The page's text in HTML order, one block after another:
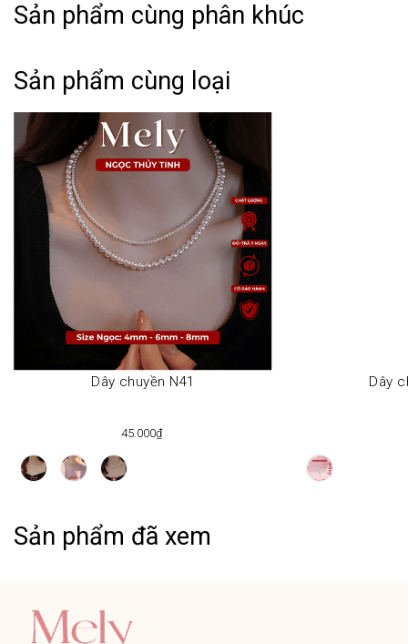
Sản phẩm cùng phân khúc
Sản phẩm cùng loại
Dây chuyền N41
45.000₫
Dây
Sản phẩm đã xem